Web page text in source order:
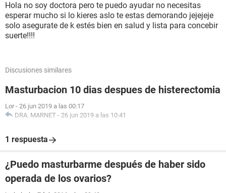
Hola no soy doctora pero te puedo ayudar no necesitas
esperar mucho si lo kieres aslo te estas demorando jejejeje
solo asegurate de k estés bien en salud y lista para concebir
suerte!!!!
Discusiones similares
Masturbacion 10 dias despues de histerectomia
Lor - 26 jun 2019 a las 00:17
DRA. MARNET - 26 jun 2019 a las 10:41
1 respuesta
¿Puedo masturbarme después de haber sido
operada de los ovarios?